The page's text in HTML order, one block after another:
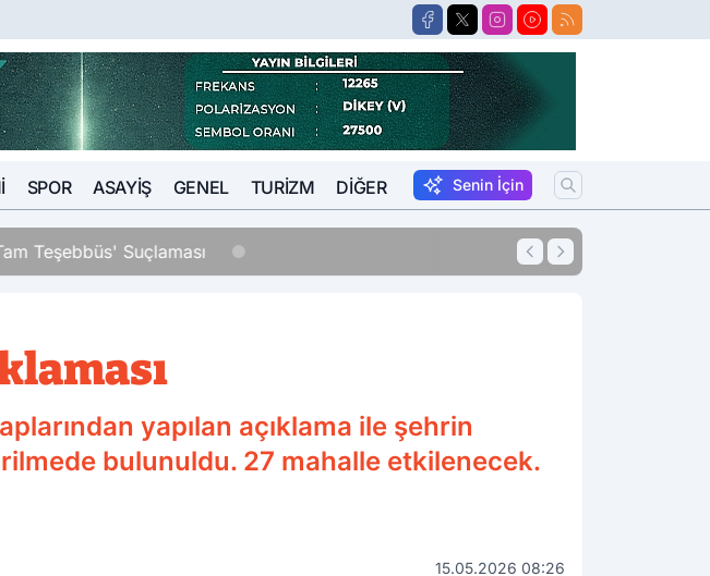
SPOR ASAYIŞ GENEL TURIZM DIĞER Senin İçin
Suçlaması 11:54
yapılan açıklama ile şehrin
bulunuldu. 27 mahalle etkilenecek.
15.05.2026 08:26